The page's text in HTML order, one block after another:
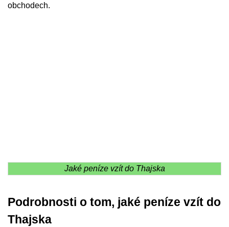
obchodech.
Jaké peníze vzít do Thajska
Podrobnosti o tom, jaké peníze vzít do
Thajska